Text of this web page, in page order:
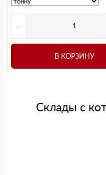
-
В КОРЗИНУ
Склады с